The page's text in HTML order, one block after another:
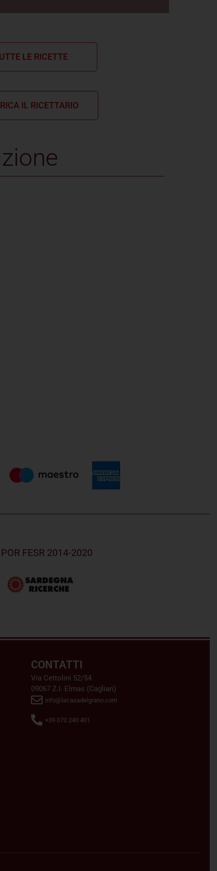
LE RICETTE
IL RICETTARIO
FESR 2014-2020
CONTATTI
Via Cettolini 52/54
09067 Z.I. Elmas (Cagliari)
info@lacasadelgrano.com
+39 070 240 401